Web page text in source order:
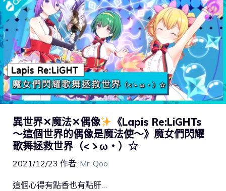
異世界✕魔法✕偶像
《Lapis Re:LiGHTs
～這個世界的偶像是魔法使～》魔女們閃耀
歌舞拯救世界（<ゝω・）☆
2021/12/23 作者: Mr. Qoo
這個心得有點香也有點肝…